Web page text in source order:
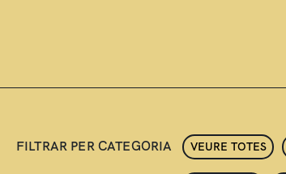
FILTRAR PER CATEGORIA VEURE TOTES